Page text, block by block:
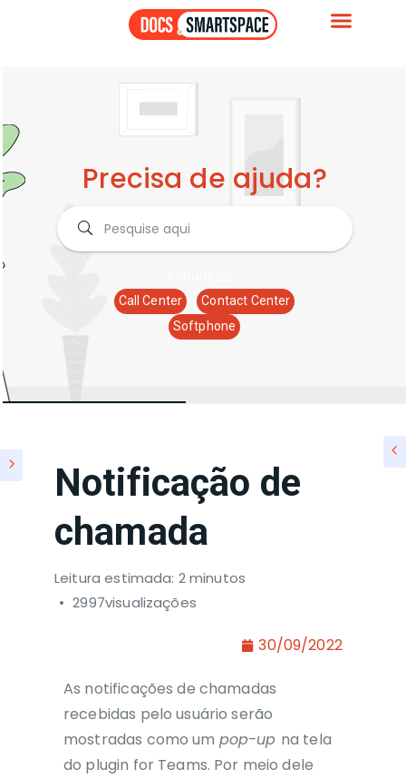
Precisa de ajuda?
Call Center
Contact Center
Softphone
Notificação de
chamada
Leitura estimada: 2 minutos
2997visualizações
30/09/2022
As notificações de chamadas
recebidas pelo usuário serão
mostradas como um pop-up na tela
do plugin for Teams. Por meio dele